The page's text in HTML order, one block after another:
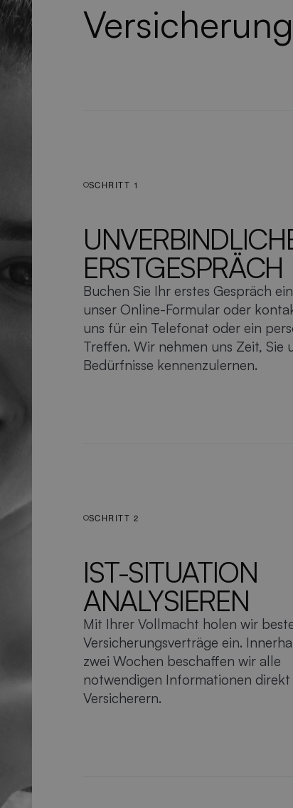
SCHRITT 1
ERSTGESPRÄCH
Buchen Sie Ihr erstes Gespräch
unser Online-Formular oder
uns für ein Telefonat oder ein
Treffen. Wir nehmen uns Zeit, Sie
Bedürfnisse kennenzulernen.
SCHRITT 2
IST-SITUATION
ANALYSIEREN
Mit Ihrer Vollmacht holen wir
Versicherungsverträge ein.
zwei Wochen beschaffen wir alle
notwendigen Informationen direkt
Versicherern.